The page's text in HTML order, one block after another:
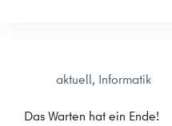
aktuell, Informatik
Das Warten hat ein Ende!